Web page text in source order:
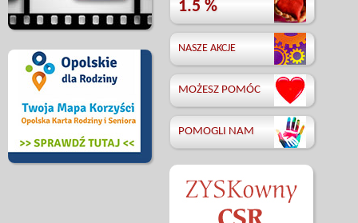
1.5 %
NASZE AKCJE
MOŻESZ POMÓC
POMOGLI NAM